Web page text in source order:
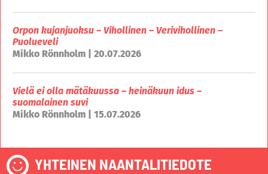
Orpon kujanjuoksu – Vihollinen – Verivihollinen –
Puolueveli
Mikko Rönnholm | 20.07.2026
Vielä ei olla mätäkuussa – heinäkuun idus –
suomalainen suvi
Mikko Rönnholm | 15.07.2026
YHTEINEN NAANTALITIEDOTE